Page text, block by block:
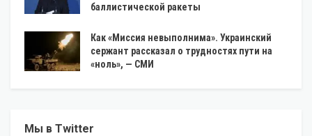
баллистической ракеты
Как «Миссия невыполнима». Украинский
сержант рассказал о трудностях пути на
«ноль», — СМИ
Мы в Twitter